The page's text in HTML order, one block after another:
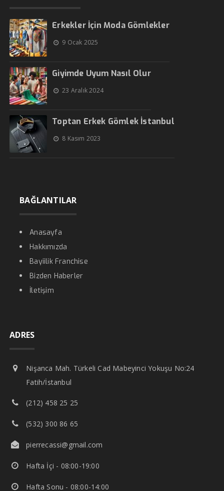
Erkekler İçin Moda Gömlekler
9 Ocak 2025
Giyimde Uyum Nasıl Olur
23 Aralık 2024
Toptan Erkek Gömlek İstanbul
8 Kasım 2023
BAĞLANTILAR
Anasayfa
Hakkımızda
Bayiilik Franchise
Bizden Haberler
İletişim
ADRES
Nişanca Mah. Türkeli Cad Mabeyinci Yokuşu No:24
Fatih/İstanbul
(212) 458 25 25
(532) 300 86 65
pierrecassi@gmail.com
Hafta İçi - 08:00-19:00
Hafta Sonu - 08:00-14:00